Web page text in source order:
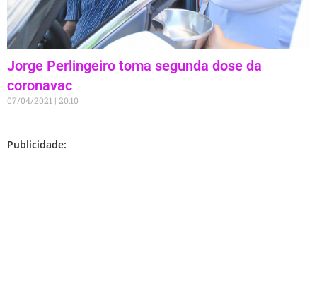
Jorge Perlingeiro toma segunda dose da
coronavac
07/04/2021 20:10
Publicidade: